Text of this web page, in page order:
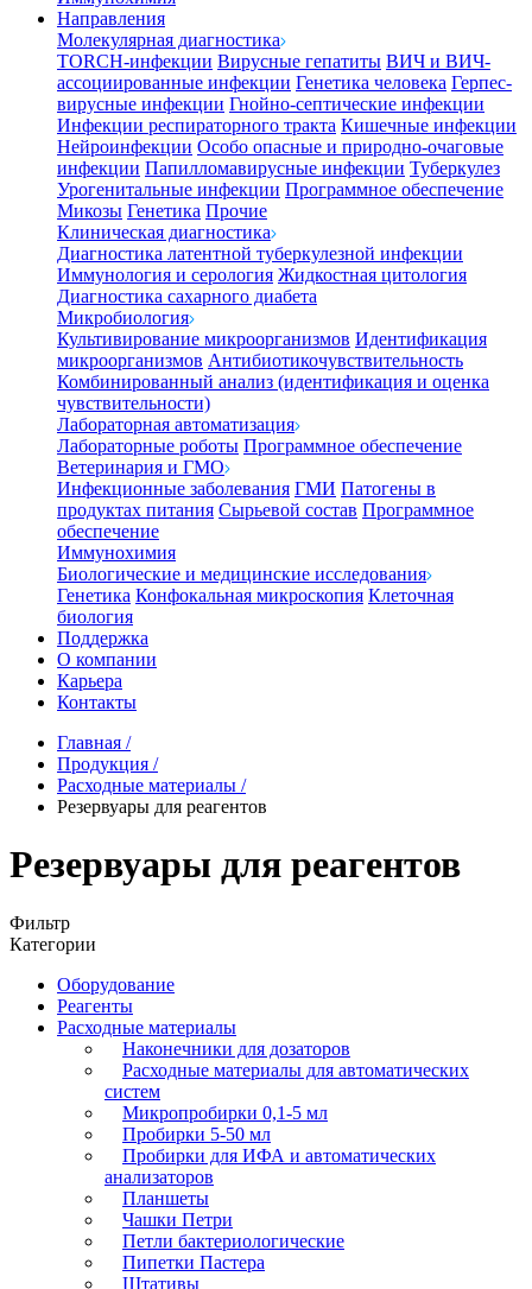
Направления
Молекулярная диагностика
TORCH-инфекции Вирусные гепатиты ВИЧ и ВИЧ-
ассоциированные инфекции Генетика человека Герпес-
вирусные инфекции Гнойно-септические инфекции
Инфекции респираторного тракта Кишечные инфекции
Нейроинфекции Особо опасные и природно-очаговые
инфекции Папилломавирусные инфекции Туберкулез
Урогенитальные инфекции Программное обеспечение
Микозы Генетика Прочие
Клиническая диагностика
Диагностика латентной туберкулезной инфекции
Иммунология и серология Жидкостная цитология
Диагностика сахарного диабета
Микробиология
Культивирование микроорганизмов Идентификация
микроорганизмов Антибиотикочувствительность
Комбинированный анализ (идентификация и оценка
чувствительности)
Лабораторная автоматизация
Лабораторные роботы Программное обеспечение
Ветеринария и ГМО
Инфекционные заболевания ГМИ Патогены в
продуктах питания Сырьевой состав Программное
обеспечение
Иммунохимия
Биологические и медицинские исследования
Генетика Конфокальная микроскопия Клеточная
биология
Поддержка
О компании
Карьера
Контакты
Главная /
Продукция /
Расходные материалы /
Резервуары для реагентов
Резервуары для реагентов
Фильтр
Категории
Оборудование
Реагенты
Расходные материалы
Наконечники для дозаторов
Расходные материалы для автоматических
систем
Микропробирки 0,1-5 мл
Пробирки 5-50 мл
Пробирки для ИФА и автоматических
анализаторов
Планшеты
Чашки Петри
Петли бактериологические
Пипетки Пастера
Штативы